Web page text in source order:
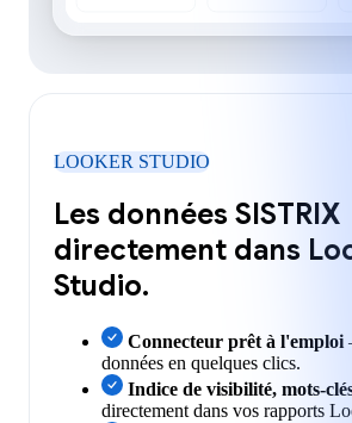
LOOKER STUDIO
Les données SISTRIX
directement dans
Studio.
Connecteur prêt à l'emploi
données en quelques clics.
Indice de visibilité, mots-
directement dans vos rapports